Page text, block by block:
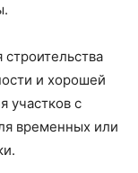
и хорошей
участков с
временных или